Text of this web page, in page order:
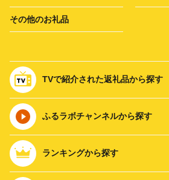
その他のお礼品
TVで紹介された返礼品から探す
ふるラボチャンネルから探す
ランキングから探す